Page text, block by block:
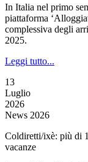
In Italia nel primo
piattaforma
complessiva degli
2025.
Leggi tutto...
13
Luglio
2026
News 2026
Coldiretti/ixè: più di
vacanze